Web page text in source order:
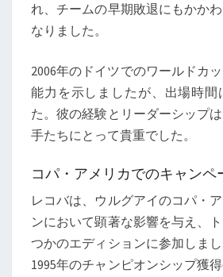
れ、チームの早期敗退にもかか
なりました。
2006年のドイツでのワールドカ
能力を示しましたが、出場時間
た。彼の経験とリーダーシップ
手たちにとって貴重でした。
コパ・アメリカでのキャンペ
レコバは、ウルグアイのコパ・
ンにおいて顕著な影響を与え、
つかのエディションに参加しまし
1995年のチャンピオンシップ獲